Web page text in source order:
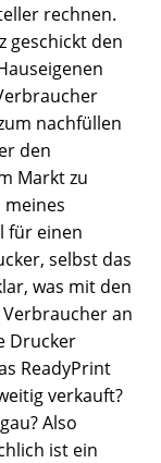
rechnen.
geschickt den
nachfüllen
den
Markt zu
für einen
selbst das
was mit den
an
Drucker
ReadyPrint
verkauft?
Also
ist ein